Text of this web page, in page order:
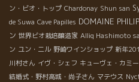
ン・ビオ・トップ Chardonay Shun san
de Suwa Cave Papilles DOMAINE
ン 世界ビオ栽培醸造家 Alliq Hashimoto
ン ユン・ニル 野崎ワインショップ 新年
川村さん イヴ・シェフ キューヴェ・カミ
結婚式・野村高城・尚子さん マテウス